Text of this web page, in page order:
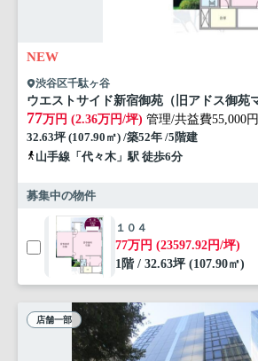
NEW
渋谷区千駄ヶ谷
77万円 (2.36万円/坪) 管理/共益費55,000円
32.63坪 (107.90㎡) /築52年 /5階建
山手線「代々木」駅 徒歩6分
募集中の物件
１０４
77万円 (23597.92円/坪)
1階 / 32.63坪 (107.90㎡)
店舗一部